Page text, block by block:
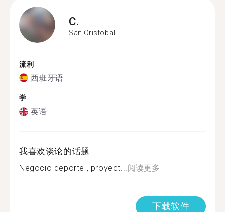
C.
San Cristobal
流利
西班牙语
学
英语
我喜欢谈论的话题
Negocio deporte , proyect...阅读更多
下载软件